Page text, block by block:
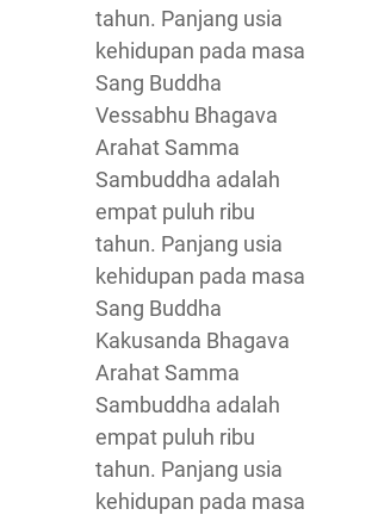
tahun. Panjang usia
kehidupan pada masa
Sang Buddha
Vessabhu Bhagava
Arahat Samma
Sambuddha adalah
empat puluh ribu
tahun. Panjang usia
kehidupan pada masa
Sang Buddha
Kakusanda Bhagava
Arahat Samma
Sambuddha adalah
empat puluh ribu
tahun. Panjang usia
kehidupan pada masa